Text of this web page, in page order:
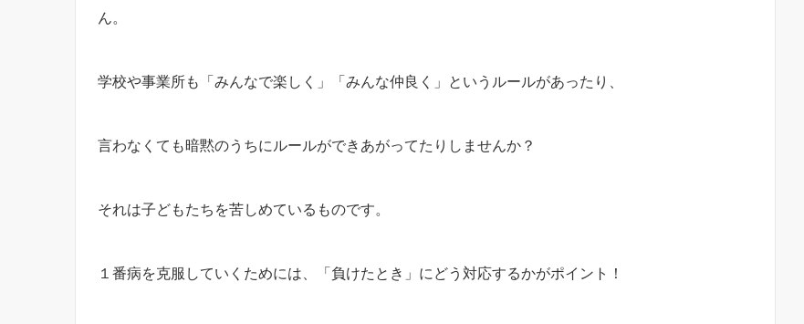
ん。
学校や事業所も「みんなで楽しく」「みんな仲良く」というルールがあったり、
言わなくても暗黙のうちにルールができあがってたりしませんか？
それは子どもたちを苦しめているものです。
１番病を克服していくためには、「負けたとき」にどう対応するかがポイント！